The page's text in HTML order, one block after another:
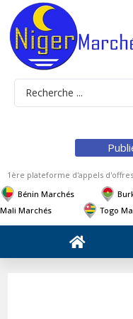
1ère plateforme d'appels
Bénin Marchés
Mali Marchés
Togo